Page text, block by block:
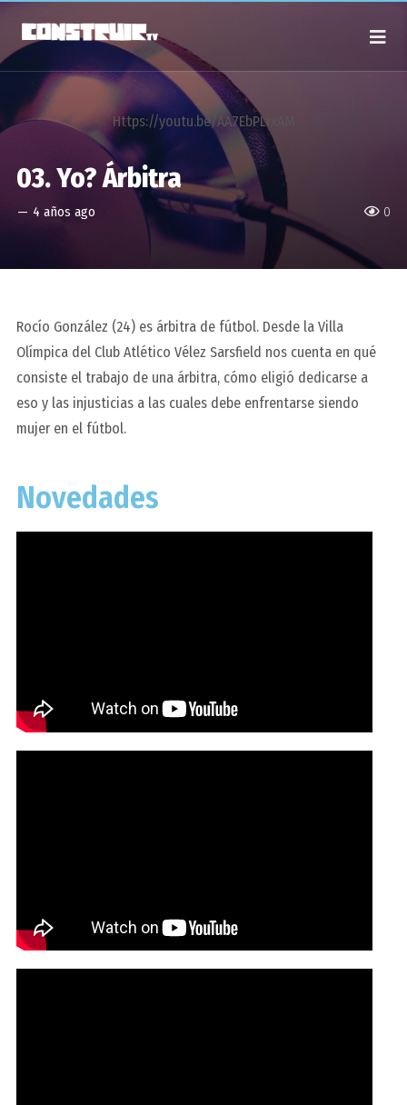
Https://youtu.be/AA7EbPLrxAM
0
03. Yo? Árbitra
— 4 años ago
Rocío González (24) es árbitra de fútbol. Desde la Villa
Olímpica del Club Atlético Vélez Sarsfield nos cuenta en qué
consiste el trabajo de una árbitra, cómo eligió dedicarse a
eso y las injusticias a las cuales debe enfrentarse siendo
mujer en el fútbol.
Novedades